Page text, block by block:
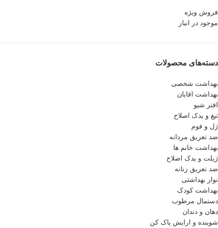
فروش ویژه
موجود در انبار
دسته‌های محصولات
بهداشت شخصی
بهداشت اقایان
افتر شیو
تیغ و یدک اصلاح
ژل و فوم
ضد تعریق مردانه
بهداشت خانم ها
ژیلت و یدک اصلاح
ضد تعریق زنانه
نوار بهداشتی
بهداشت کودک
دستمال مرطوب
دهان و دندان
شوینده و ارایش پاک کن